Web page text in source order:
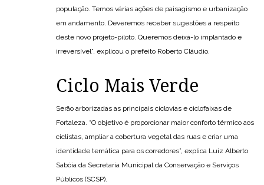
população. Temos várias ações de paisagismo e urbanização
em andamento. Deveremos receber sugestões a respeito
deste novo projeto-piloto. Queremos deixá-lo implantado e
irreversível”, explicou o prefeito Roberto Cláudio.
Ciclo Mais Verde
Serão arborizadas as principais ciclovias e ciclofaixas de
Fortaleza. “O objetivo é proporcionar maior conforto térmico aos
ciclistas, ampliar a cobertura vegetal das ruas e criar uma
identidade temática para os corredores”, explica Luiz Alberto
Sabóia da Secretaria Municipal da Conservação e Serviços
Públicos (SCSP).